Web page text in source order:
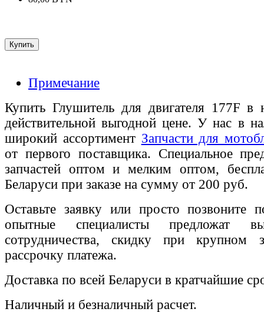
Примечание
Купить Глушитель для двигателя 177F в
действительной выгодной цене. У нас в
широкий ассортимент Запчасти для
от первого поставщика. Специальное
запчастей оптом и мелким оптом,
Беларуси при заказе на сумму от 200 руб.
Оставьте заявку или просто позвоните
опытные специалисты предложат
сотрудничества, скидку при крупном
рассрочку платежа.
Доставка по всей Беларуси в кратчайшие
Наличный и безналичный расчет.